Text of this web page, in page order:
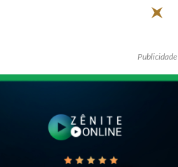
Publicidade